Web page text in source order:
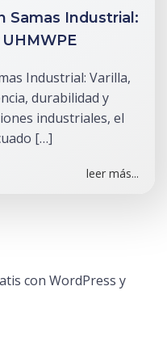
Samas Industrial:
Industrial: Varilla,
durabilidad y
industriales, el
[…]
leer más...
con WordPress y